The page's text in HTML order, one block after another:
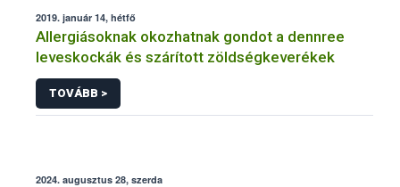
2019. január 14, hétfő
Allergiásoknak okozhatnak gondot a dennree
leveskockák és szárított zöldségkeverékek
TOVÁBB >
2024. augusztus 28, szerda